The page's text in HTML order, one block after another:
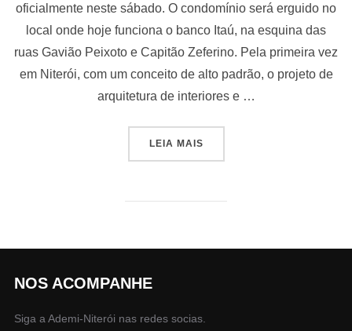
oficialmente neste sábado. O condomínio será erguido no
local onde hoje funciona o banco Itaú, na esquina das
ruas Gavião Peixoto e Capitão Zeferino. Pela primeira vez
em Niterói, com um conceito de alto padrão, o projeto de
arquitetura de interiores e …
LEIA MAIS“ICARAÍ GANHA
NOS ACOMPANHE
Siga a Ademi-Niterói nas redes socias.